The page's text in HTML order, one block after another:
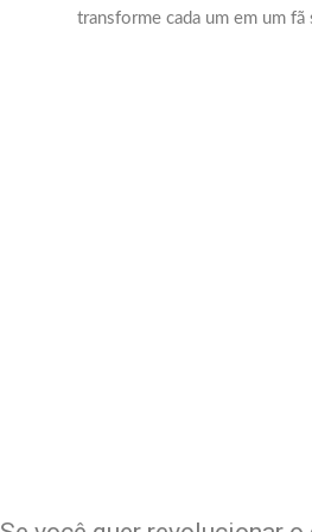
transforme cada um em um fã